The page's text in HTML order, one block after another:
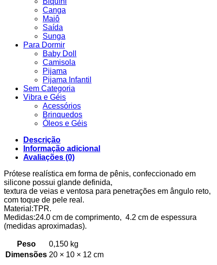
Canga
Maiô
Saída
Sunga
Para Dormir
Baby Doll
Camisola
Pijama
Pijama Infantil
Sem Categoria
Vibra e Géis
Acessórios
Brinquedos
Óleos e Géis
Descrição
Informação adicional
Avaliações (0)
Prótese realística em forma de pênis, confeccionado em
silicone possui glande definida,
textura de veias e ventosa para penetrações em ângulo reto,
com toque de pele real.
Material:TPR.
Medidas:24.0 cm de comprimento, 4.2 cm de espessura
(medidas aproximadas).
Peso
0,150 kg
Dimensões 20 × 10 × 12 cm